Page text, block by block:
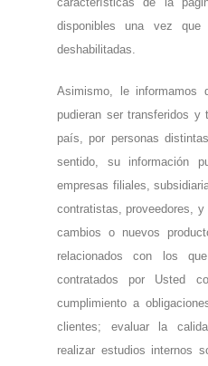
disponibles una vez
deshabilitadas.
Asimismo, le informamos
pudieran ser transferidos y
país, por personas
sentido, su información
empresas filiales,
contratistas, proveedores,
cambios o nuevos
relacionados con los
contratados por Usted
cumplimiento a
clientes; evaluar la
realizar estudios internos